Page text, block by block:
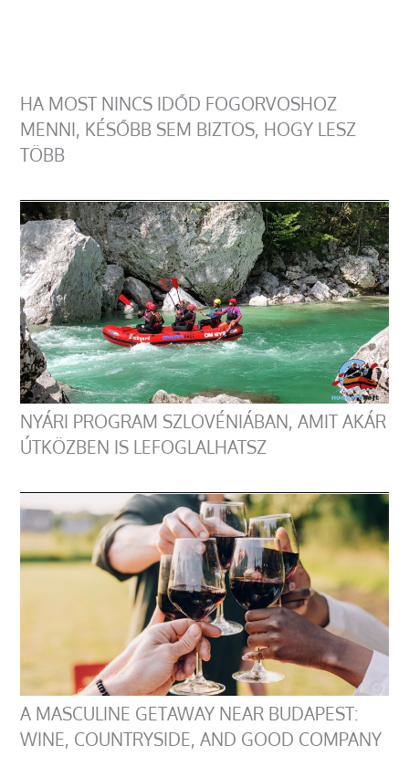
HA MOST NINCS IDŐD FOGORVOSHOZ
MENNI, KÉSŐBB SEM BIZTOS, HOGY LESZ
TÖBB
NYÁRI PROGRAM SZLOVÉNIÁBAN, AMIT AKÁR
ÚTKÖZBEN IS LEFOGLALHATSZ
A MASCULINE GETAWAY NEAR BUDAPEST:
WINE, COUNTRYSIDE, AND GOOD COMPANY